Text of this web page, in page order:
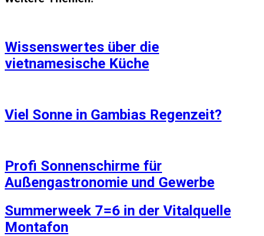
Wissenswertes über die
vietnamesische Küche
Viel Sonne in Gambias Regenzeit?
Profi Sonnenschirme für
Außengastronomie und Gewerbe
Summerweek 7=6 in der Vitalquelle
Montafon